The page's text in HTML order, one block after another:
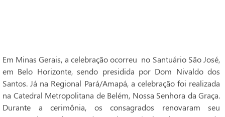
Em Minas Gerais, a celebração ocorreu no Santuário São José,
em Belo Horizonte, sendo presidida por Dom Nivaldo dos
Santos. Já na Regional Pará/Amapá, a celebração foi realizada
na Catedral Metropolitana de Belém, Nossa Senhora da Graça.
Durante a cerimônia, os consagrados renovaram seu